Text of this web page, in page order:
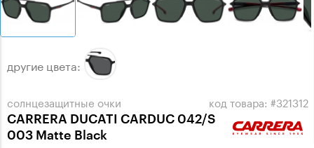
солнцезащитные очки
CARRERA DUCATI CARDUC 042/S
003 Matte Black
код товара: #321312
другие цвета: